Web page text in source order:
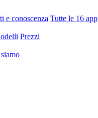
e conoscenza Tutte le 16 app
Prezzi